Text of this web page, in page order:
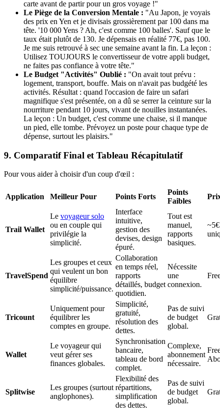
carte avant de partir pour un gros voyage !"
Le Piège de la Conversion Mentale : "Au Japon, je voyais
des prix en Yen et je divisais grossièrement par 100 dans ma
tête. '10 000 Yens ? Ah, c'est comme 100 balles'. Sauf que le
taux était plutôt de 130. Je dépensais en réalité 77€, pas 100.
Je me suis retrouvé à sec une semaine avant la fin. La leçon :
Utilisez TOUJOURS le convertisseur de votre appli budget,
ne faites pas confiance à votre tête."
Le Budget "Activités" Oublié : "On avait tout prévu :
logement, transport, bouffe. Mais on n'avait pas budgété les
activités. Résultat : quand l'occasion de faire un safari
magnifique s'est présentée, on a dû se serrer la ceinture sur la
nourriture pendant 10 jours, vivant de nouilles instantanées.
La leçon : Un budget, c'est comme une chaise, si il manque
un pied, elle tombe. Prévoyez un poste pour chaque type de
dépense, surtout les plaisirs."
9. Comparatif Final et Tableau Récapitulatif
Pour vous aider à choisir d'un coup d'œil :
Application Meilleur Pour Points Forts
Points
Faibles
Trail Wallet
Le voyageur solo
ou en couple qui
privilégie la
simplicité.
Interface
intuitive,
gestion des
devises, design
épuré.
Tout est
manuel,
rapports
basiques.
TravelSpend
Les groupes et ceux
qui veulent un bon
équilibre
simplicité/puissance.
Collaboration
en temps réel,
rapports
détaillés, budget
quotidien.
Nécessite
une
connexion.
Tricount
Uniquement pour
équilibrer les
comptes en groupe.
Simplicité,
gratuité,
résolution des
dettes.
Pas de suivi
de budget
global.
Wallet
Le voyageur qui
veut gérer ses
finances globales.
Synchronisation
bancaire,
tableau de bord
complet.
Complexe,
abonnement
nécessaire.
Splitwise
Les groupes (surtout
anglophones).
Flexibilité des
répartitions,
simplification
des dettes.
Pas de suivi
de budget
global.